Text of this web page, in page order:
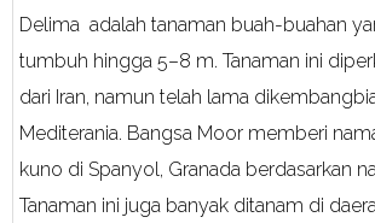
Delima adalah tanaman buah-buahan
tumbuh hingga 5–8 m. Tanaman ini
dari Iran, namun telah lama
Mediterania. Bangsa Moor memberi
kuno di Spanyol, Granada berdasarkan
Tanaman ini juga banyak ditanam di